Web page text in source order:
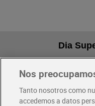
Dia
Pide hoy, recibe hoy
Nos
Tanto nosotros como
accedemos a datos